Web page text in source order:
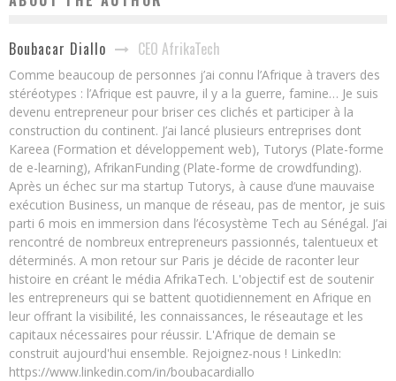
Boubacar Diallo CEO AfrikaTech
Comme beaucoup de personnes j’ai connu l’Afrique à travers des
stéréotypes : l’Afrique est pauvre, il y a la guerre, famine… Je suis
devenu entrepreneur pour briser ces clichés et participer à la
construction du continent. J’ai lancé plusieurs entreprises dont
Kareea (Formation et développement web), Tutorys (Plate-forme
de e-learning), AfrikanFunding (Plate-forme de crowdfunding).
Après un échec sur ma startup Tutorys, à cause d’une mauvaise
exécution Business, un manque de réseau, pas de mentor, je suis
parti 6 mois en immersion dans l’écosystème Tech au Sénégal. J’ai
rencontré de nombreux entrepreneurs passionnés, talentueux et
déterminés. A mon retour sur Paris je décide de raconter leur
histoire en créant le média AfrikaTech. L'objectif est de soutenir
les entrepreneurs qui se battent quotidiennement en Afrique en
leur offrant la visibilité, les connaissances, le réseautage et les
capitaux nécessaires pour réussir. L'Afrique de demain se
construit aujourd'hui ensemble. Rejoignez-nous ! LinkedIn:
https://www.linkedin.com/in/boubacardiallo